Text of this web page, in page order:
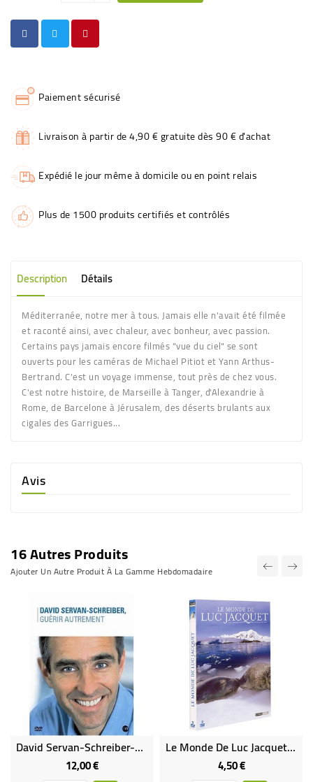
Paiement sécurisé
Livraison à partir de 4,90 € gratuite dès 90 € d'achat
Expédié le jour même à domicile ou en point relais
Plus de 1500 produits certifiés et contrôlés
Description Détails
Méditerranée, notre mer à tous. Jamais elle n'avait été filmée
et raconté ainsi, avec chaleur, avec bonheur, avec passion.
Certains pays jamais encore filmés "vue du ciel" se sont
ouverts pour les caméras de Michael Pitiot et Yann Arthus-
Bertrand. C'est un voyage immense, tout près de chez vous.
C'est notre histoire, de Marseille à Tanger, d'Alexandrie à
Rome, de Barcelone à Jérusalem, des déserts brulants aux
cigales des Garrigues...
Avis
16 Autres Produits
Ajouter Un Autre Produit À La Gamme Hebdomadaire
David Servan-Schreiber-Guérir Autrement
12,00 €Prix
Le Monde De Luc Jacquet - Coffret 2 DVD (occasion)
4,50 €Prix